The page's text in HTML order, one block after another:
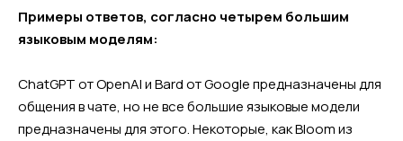
Примеры ответов, согласно четырем большим
языковым моделям:
ChatGPT от OpenAI и Bard от Google предназначены для
общения в чате, но не все большие языковые модели
предназначены для этого. Некоторые, как Bloom из